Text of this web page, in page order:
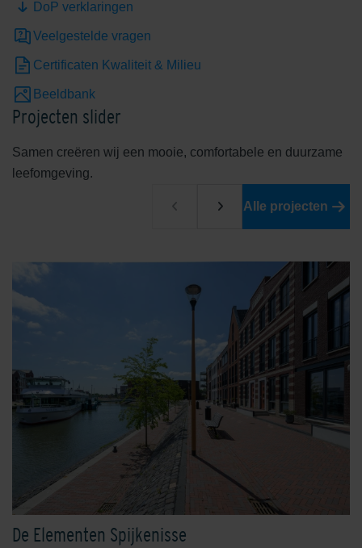
DoP verklaringen
Veelgestelde vragen
Certificaten Kwaliteit & Milieu
Beeldbank
Projecten slider
Samen creëren wij een mooie, comfortabele en duurzame
leefomgeving.
Alle projecten
De Elementen Spijkenisse